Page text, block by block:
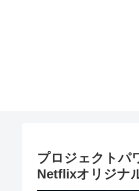
プロジェクトパ
Netflixオリジナ